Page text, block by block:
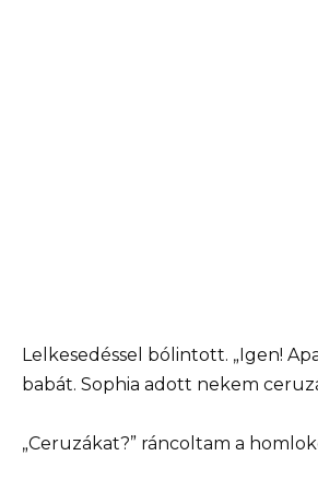
Lelkesedéssel bólintott. „Igen!
babát. Sophia adott nekem
„Ceruzákat?” ráncoltam a